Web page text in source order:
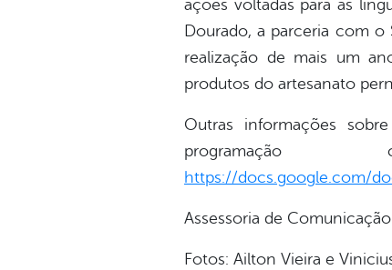
ações voltadas para as
Dourado, a parceria com o
realização de mais um
produtos do artesanato
Outras informações
https://docs.google.com/
Assessoria de
Fotos: Ailton Vieira e